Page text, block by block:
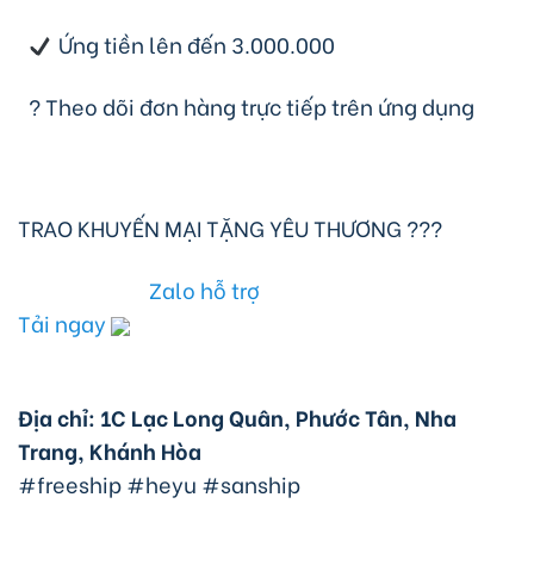
Ứng tiền lên đến 3.000.000
?Theo dõi đơn hàng trực tiếp trên ứng dụng
TRAO KHUYẾN MẠI TẶNG YÊU THƯƠNG ???
Tải ngay
Zalo hỗ trợ
Địa chỉ: 1C Lạc Long Quân, Phước Tân, Nha
Trang, Khánh Hòa
#freeship #heyu #sanship